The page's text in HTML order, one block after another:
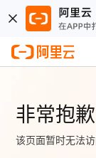
非常抱歉
该页面暂时无法